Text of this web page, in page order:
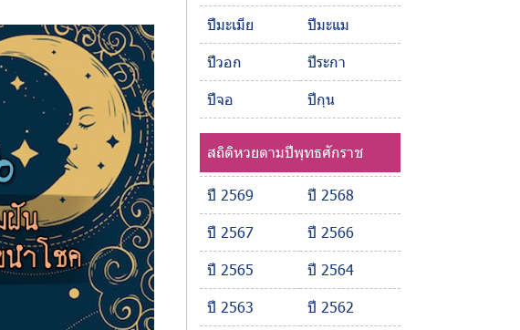
ปีมะเมีย
ปีมะแม
ปีวอก
ปีระกา
ปีจอ
ปีกุน
สถิติหวยตามปีพุทธศักราช
ปี 2569
ปี 2568
ปี 2567
ปี 2566
ปี 2565
ปี 2564
ปี 2563
ปี 2562